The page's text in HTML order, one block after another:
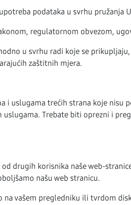
podataka u svrhu pružanja
regulatornom obvezom,
u svrhu radi koje se
zaštitnih mjera.
i uslugama trećih strana koje
Trebate biti oprezni i
drugih korisnika naše web-
našu web stranicu.
vašem pregledniku ili tvrdom